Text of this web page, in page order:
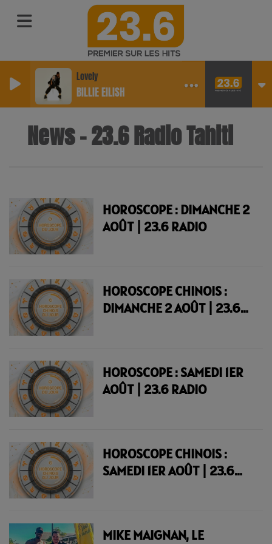
Lovely
BILLIE EILISH
News - 23.6 Radio Tahiti
HOROSCOPE : DIMANCHE 2
AOÛT | 23.6 RADIO
HOROSCOPE CHINOIS :
DIMANCHE 2 AOÛT | 23.6
HOROSCOPE : SAMEDI 1ER
AOÛT | 23.6 RADIO
HOROSCOPE CHINOIS :
SAMEDI 1ER AOÛT | 23.6
MIKE MAIGNAN, LE